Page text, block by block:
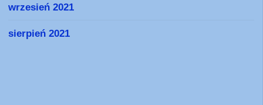
wrzesień 2021
sierpień 2021